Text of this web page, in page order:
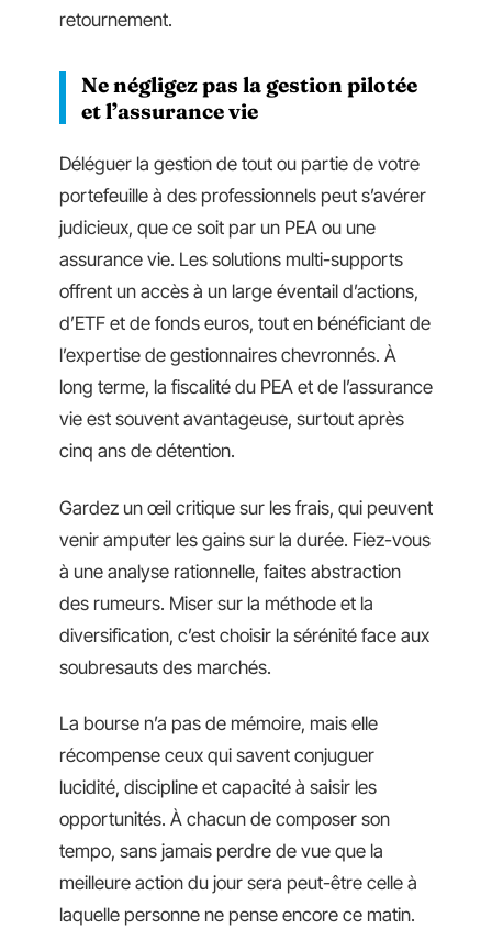
retournement.
Ne négligez pas la gestion pilotée
et l’assurance vie
Déléguer la gestion de tout ou partie de votre
portefeuille à des professionnels peut s’avérer
judicieux, que ce soit par un PEA ou une
assurance vie. Les solutions multi-supports
offrent un accès à un large éventail d’actions,
d’ETF et de fonds euros, tout en bénéficiant de
l’expertise de gestionnaires chevronnés. À
long terme, la fiscalité du PEA et de l’assurance
vie est souvent avantageuse, surtout après
cinq ans de détention.
Gardez un œil critique sur les frais, qui peuvent
venir amputer les gains sur la durée. Fiez-vous
à une analyse rationnelle, faites abstraction
des rumeurs. Miser sur la méthode et la
diversification, c’est choisir la sérénité face aux
soubresauts des marchés.
La bourse n’a pas de mémoire, mais elle
récompense ceux qui savent conjuguer
lucidité, discipline et capacité à saisir les
opportunités. À chacun de composer son
tempo, sans jamais perdre de vue que la
meilleure action du jour sera peut-être celle à
laquelle personne ne pense encore ce matin.